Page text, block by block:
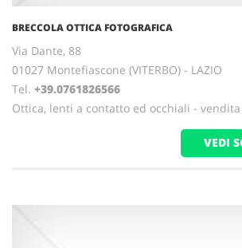
BRECCOLA OTTICA FOTOGRAFICA
Via Dante, 88
01027 Montefiascone (VITERBO) - LAZIO
Tel. +39.0761826566
Ottica, lenti a contatto ed occhiali -
VEDI